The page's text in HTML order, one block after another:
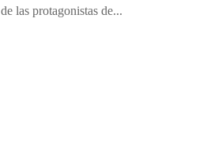
de las protagonistas de...